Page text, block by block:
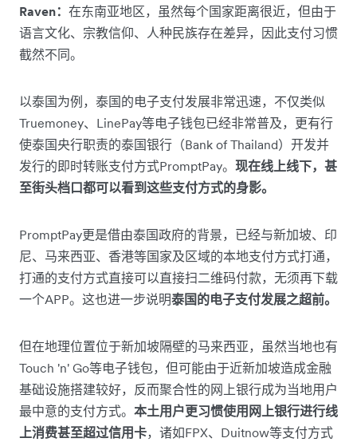
Raven： 在东南亚地区，虽然每个国家距离很近，但由于
语言文化、宗教信仰、人种民族存在差异，因此支付习惯
截然不同。
以泰国为例，泰国的电子支付发展非常迅速，不仅类似
Truemoney、LinePay等电子钱包已经非常普及，更有行
使泰国央行职责的泰国银行（Bank of Thailand）开发并
发行的即时转账支付方式PromptPay。 现在线上线下，甚
至街头档口都可以看到这些支付方式的身影。
PromptPay更是借由泰国政府的背景，已经与新加坡、印
尼、马来西亚、香港等国家及区域的本地支付方式打通，
打通的支付方式直接可以直接扫二维码付款，无须再下载
一个APP。这也进一步说明泰国的电子支付发展之超前。
但在地理位置位于新加坡隔壁的马来西亚，虽然当地也有
Touch 'n' Go等电子钱包，但可能由于近新加坡造成金融
基础设施搭建较好，反而聚合性的网上银行成为当地用户
最中意的支付方式。 本土用户更习惯使用网上银行进行线
上消费甚至超过信用卡，诸如FPX、Duitnow等支付方式